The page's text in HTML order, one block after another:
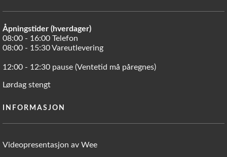
Åpningstider (hverdager)
08:00 - 16:00 Telefon
08:00 - 15:30 Vareutlevering
12:00 - 12:30 pause (Ventetid må påregnes)
Lørdag stengt
INFORMASJON
Videopresentasjon av Wee